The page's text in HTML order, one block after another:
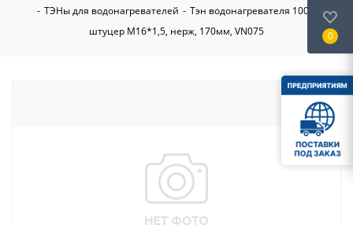
- ТЭНы для водонагревателей - Тэн водонагревателя 1000 Вт,
штуцер М16*1,5, нерж, 170мм, VN075
0